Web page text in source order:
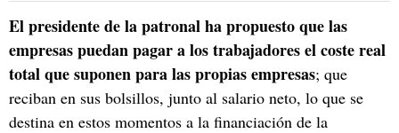
El presidente de la patronal ha propuesto que las
empresas puedan pagar a los trabajadores el coste real
total que suponen para las propias empresas; que
reciban en sus bolsillos, junto al salario neto, lo que se
destina en estos momentos a la financiación de la